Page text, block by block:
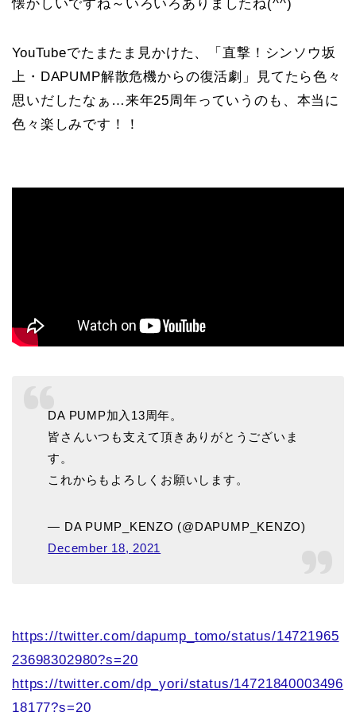
懐かしいですね～いろいろありましたね(^^)
YouTubeでたまたま見かけた、「直撃！シンソウ坂
上・DAPUMP解散危機からの復活劇」見てたら色々
思いだしたなぁ…来年25周年っていうのも、本当に
色々楽しみです！！
DA PUMP加入13周年。
皆さんいつも支えて頂きありがとうございま
す。
これからもよろしくお願いします。
— DA PUMP_KENZO (@DAPUMP_KENZO)
December 18, 2021
https://twitter.com/dapump_tomo/status/14721965
23698302980?s=20
https://twitter.com/dp_yori/status/14721840003496
18177?s=20